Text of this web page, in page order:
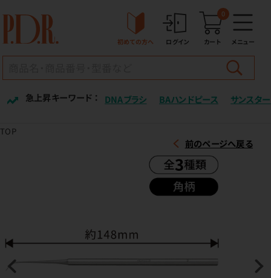
初めての方へ ログイン カート
0
メニュー
急上昇キーワード ： DNAブラシ BAハンドピース サンスター
TOP
前のページへ戻る